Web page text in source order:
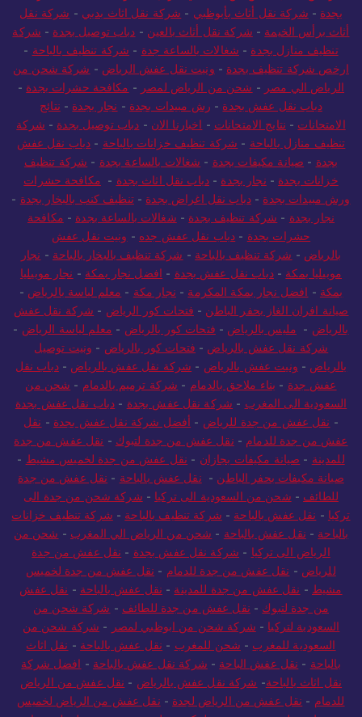
بالرياض
- نقل عفش من جدة الي الاردن-نجار بجدة
تنظيف خزانات
بجدة
- شركة نقل أثاث بأبوظبي- شركة نقل اثاث بدبي
شركة نقل
أثاث برأس الخيمة
-شركة نقل أثاث بالعين - دباب توصيل بجدة -
شركة
تنظيف منازل بجدة
شغالات بالساعة جدة - شركة تنظيف بالباحة
ارخص شركة تنظيف بجدة
ونيت نقل عفش الرياض -
شركة شحن من
الرياض الي مصر - شحن من الرياض لمصر - مكافحة حشرات بجدة
دباب نقل عفش بجدة
رش مبيدات بجدة- نجار بجدة -نتائج
الامتحانات - نتايج الامتحانات-اخبارنا الان- دباب توصيل بجدة -
شركة
تنظيف منازل بالباحة
شركة تنظيف خزانات بالباحة-
دباب نقل عفش
بجدة- صيانة مكيفات بجدة شغالات بالساعة بجدة -شركة تنظيف
خزانات بجدة
-نجار بجدة- دباب نقل اثاث بجدة -
مكافحة حشرات
ورش مبيدات بجدة
-دباب نقل اغراض بجدة تنظيف كنب بالبخار بجدة
نجار بجدة
- شركة تنظيف بجدة - شغالات بالساعة بجدة- مكافحة
حشرات بجدة- دباب نقل عفش جده- ونيت نقل عفش
بالرياض
-شركة تنظيف بالباحة شركة تنظيف بالبخار بالباحة
نجار
موبيليا بمكة - دباب نقل عفش بجدة-افضل نجار بمكة- نجار موبيليا
بمكة - افضل نجار بمكة المكرمة-نجار مكة -معلم لياسة بالرياض -
صيانة افران الغاز بحفر الباطن - فتحات كور الرياض -
شركة نقل عفش
بالرياض- مليس بالرياض - فتحات كور بالرياض - معلم لياسة الرياض
شركة نقل عفش بالرياض
فتحات كور بالرياض -
ونيت توصيل
بالرياض
ونيت عفش بالرياض - شركة نقل عفش بالرياض -
عفش جدة
-بناء ملاحق بالدمام- شركة ترميم بالدمام-
شحن من
السعودية الى المغرب-شركة نقل عفش بجدة-دباب نقل عفش بجدة
- نقل عفش من جدة للرياض - أفضل شركة نقل عفش بجدة
عفش من جدة للدمام- نقل عفش من جدة لتبوك
نقل عفش من جدة
للمدينة
- صيانة مكيفات بجازان - نقل عفش من جدة لخميس مشيط
-
صيانة مكيفات بحفر الباطن
- نقل عفش بالباحة- نقل عفش من جدة
للطائف -شحن من السعودية الى تركيا - شركة شحن من جدة الى
تركيا
- نقل عفش بالباحة - شركة تنظيف بالباحة-
شركة تنظيف خزانات
بالباحة
- نقل عفش بالباحة -شحن من الرياض الي المغرب
شحن من
الرياض الى تركيا - شركة نقل عفش بجدة - نقل عفش من جدة
للرياض
- نقل عفش من جدة للدمام - نقل عفش من جدة لخميس
نقل عفش من جدة للمدينة -نقل عفش بالباحة -
من جدة لتبوك
- نقل عفش من جدة للطائف
شركة شحن من
السعودية لتركيا
شركة شحن من ابوظبي لمصر - شركة شحن من
السعودية للمغرب
- شحن للمغرب- نقل عفش بالباحة -
نقل اثاث
بالباحة - نقل عفش الباحة- شركة نقل عفش بالباحة-
افضل شركة
نقل اثاث بالباحة - شركة نقل عفش بالرياض- نقل عفش من الرياض